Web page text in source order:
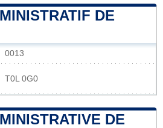
DE
0013
T0L 0G0
DE